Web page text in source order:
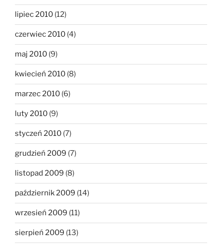
lipiec 2010 (12)
czerwiec 2010 (4)
maj 2010 (9)
kwiecień 2010 (8)
marzec 2010 (6)
luty 2010 (9)
styczeń 2010 (7)
grudzień 2009 (7)
listopad 2009 (8)
październik 2009 (14)
wrzesień 2009 (11)
sierpień 2009 (13)